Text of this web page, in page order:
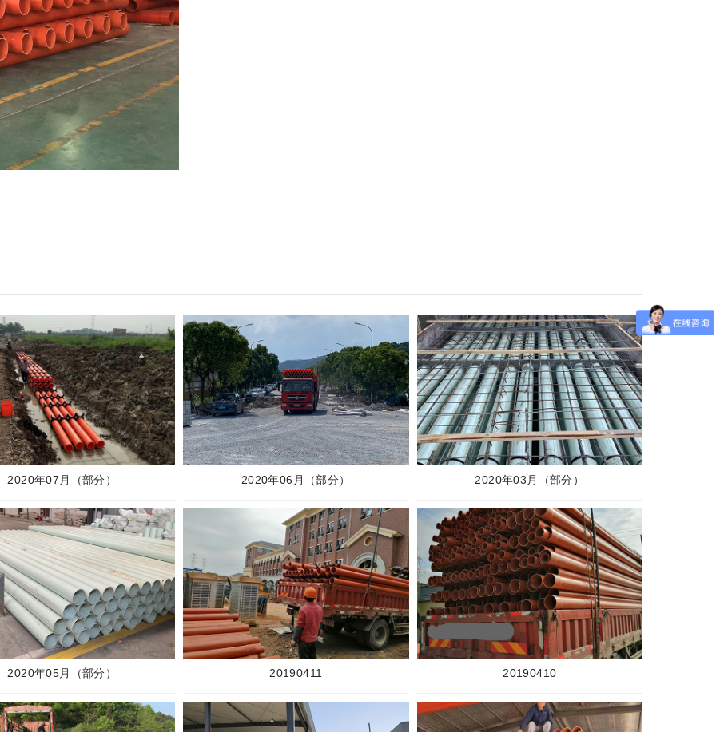
2020年07月（部分） 2020年06月（部分） 2020年03月（部分）
2020年05月（部分） 20190411 20190410